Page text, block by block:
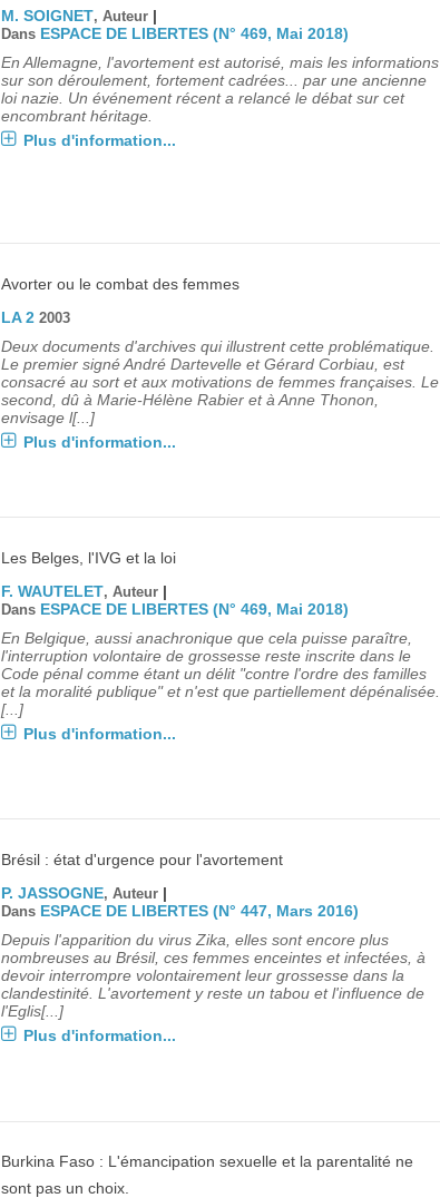
M. SOIGNET, Auteur |
Dans ESPACE DE LIBERTES (N° 469, Mai 2018)
En Allemagne, l'avortement est autorisé, mais les informations
sur son déroulement, fortement cadrées... par une ancienne
loi nazie. Un événement récent a relancé le débat sur cet
encombrant héritage.
Plus d'information...
Avorter ou le combat des femmes
LA 2 2003
Deux documents d'archives qui illustrent cette problématique.
Le premier signé André Dartevelle et Gérard Corbiau, est
consacré au sort et aux motivations de femmes françaises. Le
second, dû à Marie-Hélène Rabier et à Anne Thonon,
envisage l[...]
Plus d'information...
Les Belges, l'IVG et la loi
F. WAUTELET, Auteur |
Dans ESPACE DE LIBERTES (N° 469, Mai 2018)
En Belgique, aussi anachronique que cela puisse paraître,
l'interruption volontaire de grossesse reste inscrite dans le
Code pénal comme étant un délit "contre l'ordre des familles
et la moralité publique" et n'est que partiellement dépénalisée.
[...]
Plus d'information...
Brésil : état d'urgence pour l'avortement
P. JASSOGNE, Auteur |
Dans ESPACE DE LIBERTES (N° 447, Mars 2016)
Depuis l'apparition du virus Zika, elles sont encore plus
nombreuses au Brésil, ces femmes enceintes et infectées, à
devoir interrompre volontairement leur grossesse dans la
clandestinité. L'avortement y reste un tabou et l'influence de
l'Eglis[...]
Plus d'information...
Burkina Faso : L'émancipation sexuelle et la parentalité ne
sont pas un choix.